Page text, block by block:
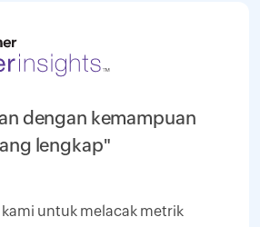
dengan kemampuan
lengkap"
untuk melacak metrik